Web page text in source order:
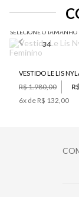
SELECIONE O
34
R$ 1.980,00
6x de R$ 132,00